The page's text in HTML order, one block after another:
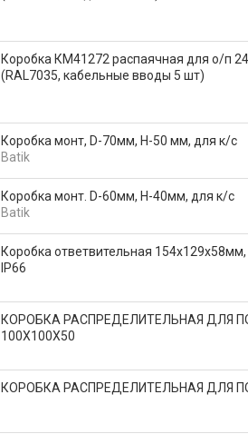
Коробка КМ41272 распаячная для о/п
(RAL7035, кабельные вводы 5 шт)
Коробка монт, D-70мм, H-50 мм, для к/с
Batik
Коробка монт. D-60мм, H-40мм, для к/с
Batik
Коробка ответвительная
IP66
КОРОБКА РАСПРЕДЕЛИТЕЛЬНАЯ ДЛЯ
100X100X50
КОРОБКА РАСПРЕДЕЛИТЕЛЬНАЯ ДЛЯ